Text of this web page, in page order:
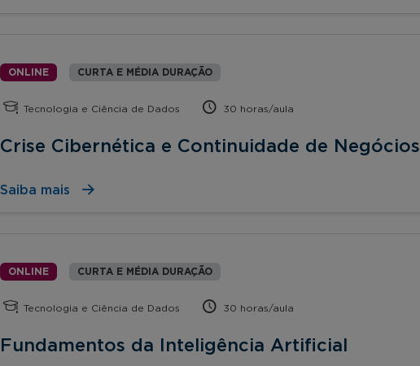
ONLINE CURTA E MÉDIA DURAÇÃO
Tecnologia e Ciência de Dados 30 horas/aula
Crise Cibernética e Continuidade de Negócios
Saiba mais
ONLINE CURTA E MÉDIA DURAÇÃO
Tecnologia e Ciência de Dados 30 horas/aula
Fundamentos da Inteligência Artificial